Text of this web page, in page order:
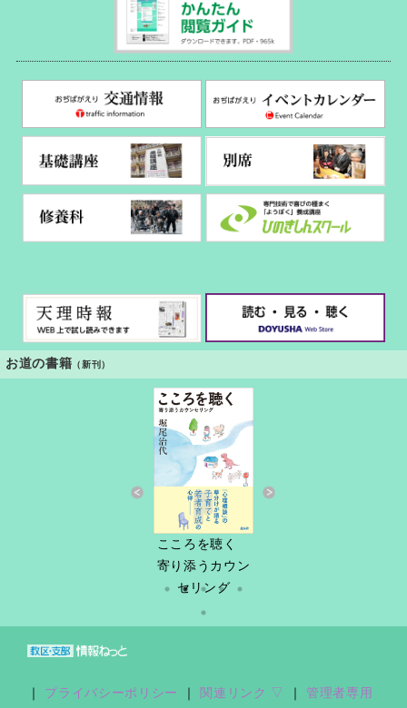
お道の書籍 （新刊）
こころを聴く
寄り添うカウン
セリング
プライバシーポリシー 関連リンク ▽
管理者専用